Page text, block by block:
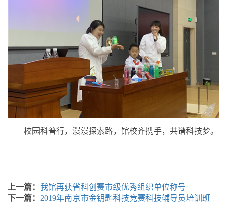
校园科普行，漫漫探索路，馆校齐携手，共谱科技梦。
上一篇： 我馆再获省科创赛市级优秀组织单位称号
下一篇： 2019年南京市金钥匙科技竞赛科技辅导员培训班